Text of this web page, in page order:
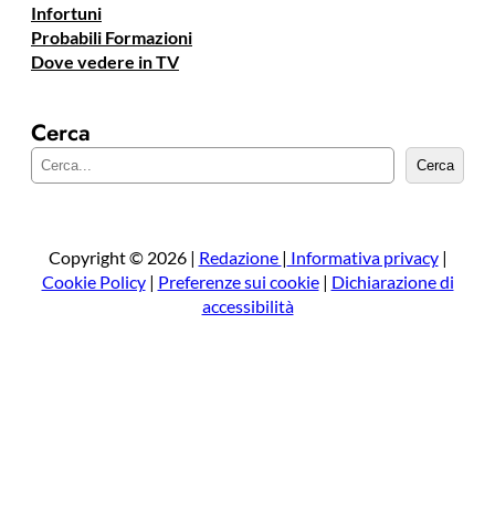
Infortuni
Probabili Formazioni
Dove vedere in TV
Cerca
e
a
Cerca
Copyright © 2026 | Redazione | Informativa privacy|
Cookie Policy| Preferenze sui cookie| Dichiarazione di
accessibilità